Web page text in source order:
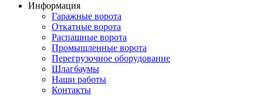
Информация
Гаражные ворота
Откатные ворота
Распашные ворота
Промышленные ворота
Перегрузочное оборудование
Шлагбаумы
Наши работы
Контакты